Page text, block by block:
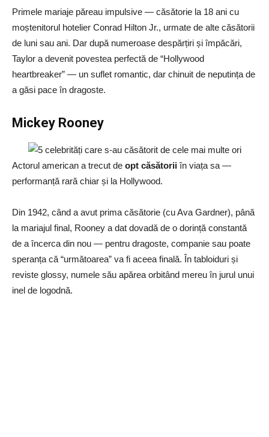
Primele mariaje păreau impulsive — căsătorie la 18 ani cu
moștenitorul hotelier Conrad Hilton Jr., urmate de alte căsătorii
de luni sau ani. Dar după numeroase despărțiri și împăcări,
Taylor a devenit povestea perfectă de “Hollywood
heartbreaker” — un suflet romantic, dar chinuit de neputința de
a găsi pace în dragoste.
Mickey Rooney
Actorul american a trecut de opt căsătorii în viața sa —
performanță rară chiar și la Hollywood.
Din 1942, când a avut prima căsătorie (cu Ava Gardner), până
la mariajul final, Rooney a dat dovadă de o dorință constantă
de a încerca din nou — pentru dragoste, companie sau poate
speranța că “următoarea” va fi aceea finală. În tabloiduri și
reviste glossy, numele său apărea orbitând mereu în jurul unui
inel de logodnă.